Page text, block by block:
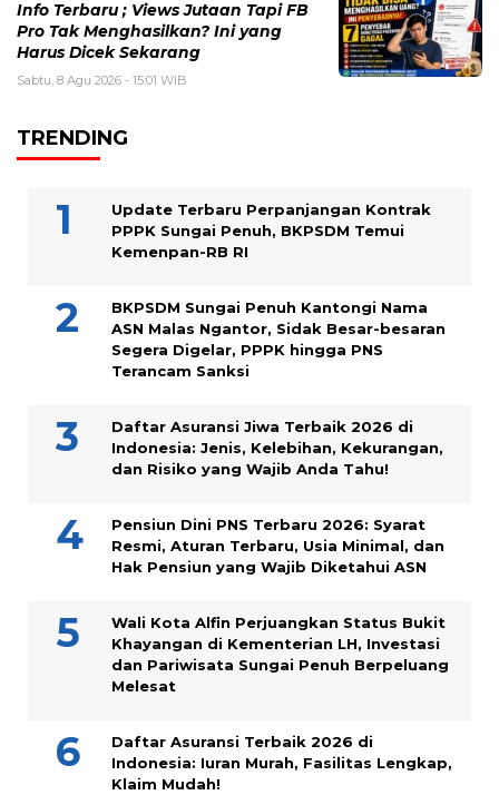
Info Terbaru ; Views Jutaan Tapi FB
Pro Tak Menghasilkan? Ini yang
Harus Dicek Sekarang
Sabtu, 8 Agu 2026 - 15:01 WIB
TRENDING
Update Terbaru Perpanjangan Kontrak
PPPK Sungai Penuh, BKPSDM Temui
Kemenpan-RB RI
BKPSDM Sungai Penuh Kantongi Nama
ASN Malas Ngantor, Sidak Besar-besaran
Segera Digelar, PPPK hingga PNS
Terancam Sanksi
Daftar Asuransi Jiwa Terbaik 2026 di
Indonesia: Jenis, Kelebihan, Kekurangan,
dan Risiko yang Wajib Anda Tahu!
Pensiun Dini PNS Terbaru 2026: Syarat
Resmi, Aturan Terbaru, Usia Minimal, dan
Hak Pensiun yang Wajib Diketahui ASN
Wali Kota Alfin Perjuangkan Status Bukit
Khayangan di Kementerian LH, Investasi
dan Pariwisata Sungai Penuh Berpeluang
Melesat
Daftar Asuransi Terbaik 2026 di
Indonesia: Iuran Murah, Fasilitas Lengkap,
Klaim Mudah!